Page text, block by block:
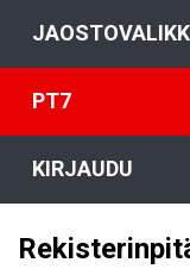
PT7
KIRJAUDU